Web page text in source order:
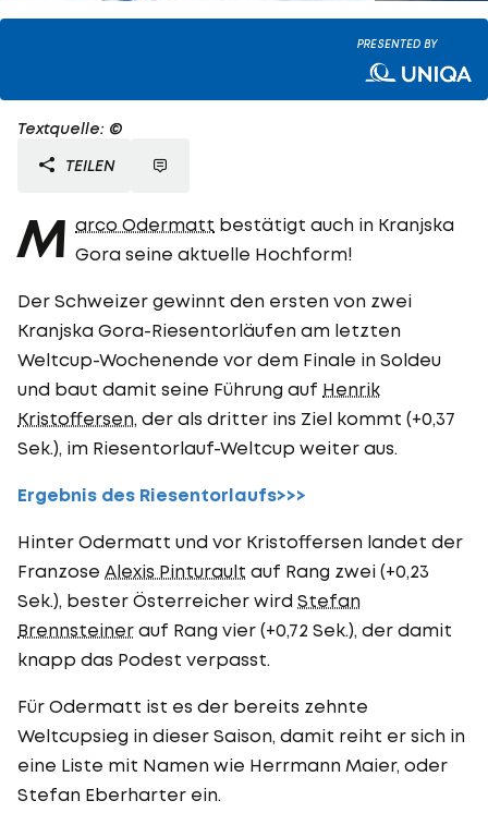
PRESENTED BY
Textquelle: ©
TEILEN
M arco Odermatt bestätigt auch in Kranjska
Gora seine aktuelle Hochform!
Der Schweizer gewinnt den ersten von zwei
Kranjska Gora-Riesentorläufen am letzten
Weltcup-Wochenende vor dem Finale in Soldeu
und baut damit seine Führung auf Henrik
Kristoffersen, der als dritter ins Ziel kommt (+0,37
Sek.), im Riesentorlauf-Weltcup weiter aus.
Ergebnis des Riesentorlaufs>>>
Hinter Odermatt und vor Kristoffersen landet der
Franzose Alexis Pinturault auf Rang zwei (+0,23
Sek.), bester Österreicher wird Stefan
Brennsteiner auf Rang vier (+0,72 Sek.), der damit
knapp das Podest verpasst.
Für Odermatt ist es der bereits zehnte
Weltcupsieg in dieser Saison, damit reiht er sich in
eine Liste mit Namen wie Herrmann Maier, oder
Stefan Eberharter ein.